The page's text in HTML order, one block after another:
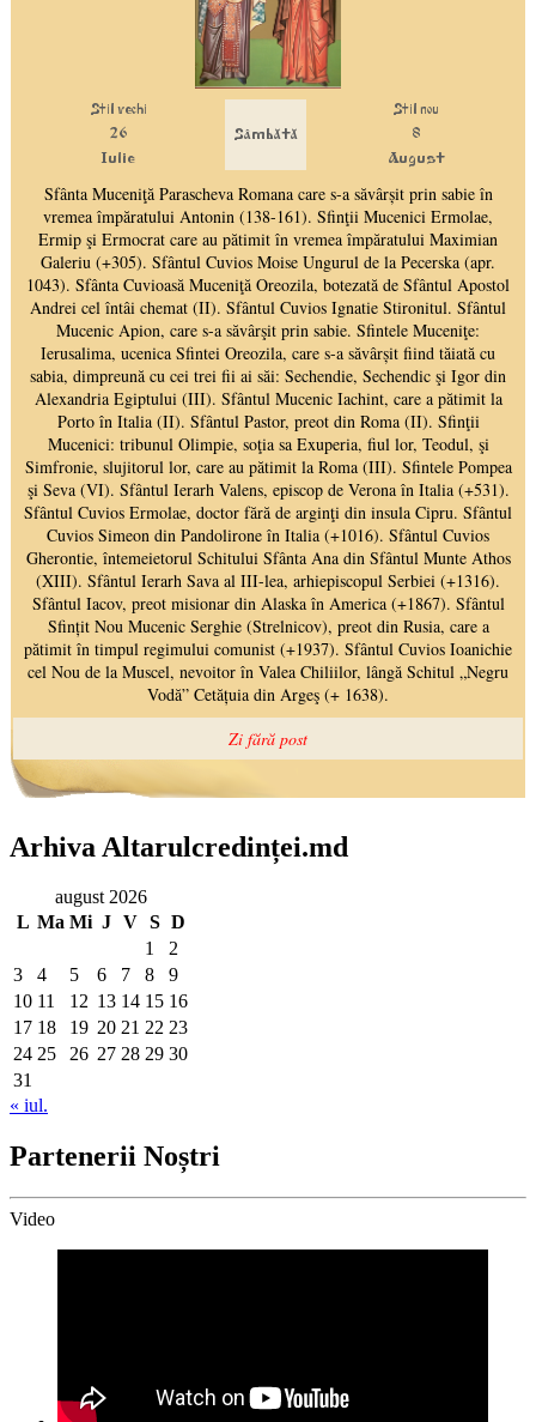
Arhiva Altarulcredinței.md
august 2026
L Ma Mi J V S D
1
2
3
4 5 6 7 8
9
10 11 12 13 14 15 16
17 18 19 20 21 22 23
24 25 26 27 28 29 30
31
« iul.
Partenerii Noștri
Video